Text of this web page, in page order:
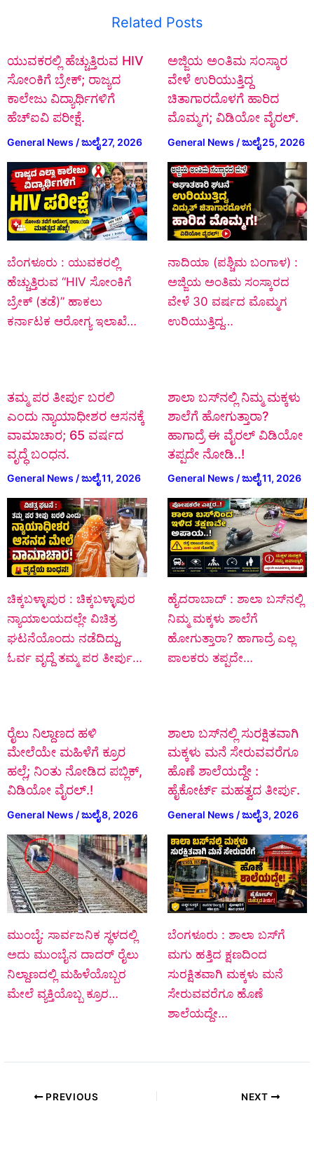
Related Posts
ಯುವಕರಲ್ಲಿ ಹೆಚ್ಚುತ್ತಿರುವ HIV
ಸೋಂಕಿಗೆ ಬ್ರೇಕ್; ರಾಜ್ಯದ
ಕಾಲೇಜು ವಿದ್ಯಾರ್ಥಿಗಳಿಗೆ
ಹೆಚ್‌ಐವಿ ಪರೀಕ್ಷೆ.
General News /ಜುಲೈ 27, 2026
ಬೆಂಗಳೂರು : ಯುವಕರಲ್ಲಿ
ಹೆಚ್ಚುತ್ತಿರುವ “HIV ಸೋಂಕಿಗೆ
ಬ್ರೇಕ್ (ತಡೆ)” ಹಾಕಲು
ಕರ್ನಾಟಕ ಆರೋಗ್ಯ ಇಲಾಖೆ…
ಅಜ್ಜಿಯ ಅಂತಿಮ ಸಂಸ್ಕಾರ
ವೇಳೆ ಉರಿಯುತ್ತಿದ್ದ
ಚಿತಾಗಾರದೊಳಗೆ ಹಾರಿದ
ಮೊಮ್ಮಗ; ವಿಡಿಯೋ ವೈರಲ್.
General News /ಜುಲೈ 25, 2026
ನಾದಿಯಾ (ಪಶ್ಚಿಮ ಬಂಗಾಳ) :
ಅಜ್ಜಿಯ ಅಂತಿಮ ಸಂಸ್ಕಾರದ
ವೇಳೆ 30 ವರ್ಷದ ಮೊಮ್ಮಗ
ಉರಿಯುತ್ತಿದ್ದ…
ತಮ್ಮ ಪರ ತೀರ್ಪು ಬರಲಿ
ಎಂದು ನ್ಯಾಯಾಧೀಶರ ಆಸನಕ್ಕೆ
ವಾಮಾಚಾರ; 65 ವರ್ಷದ
ವೃದ್ಧೆ ಬಂಧನ.
General News /ಜುಲೈ 11, 2026
ಚಿಕ್ಕಬಳ್ಳಾಪುರ : ಚಿಕ್ಕಬಳ್ಳಾಪುರ
ನ್ಯಾಯಾಲಯದಲ್ಲೇ ವಿಚಿತ್ರ
ಘಟನೆಯೊಂದು ನಡೆದಿದ್ದು,
ಓರ್ವ ವೃದ್ದೆ ತಮ್ಮ ಪರ ತೀರ್ಪು…
ಶಾಲಾ ಬಸ್‌ನಲ್ಲಿ ನಿಮ್ಮ ಮಕ್ಕಳು
ಶಾಲೆಗೆ ಹೋಗುತ್ತಾರಾ?
ಹಾಗಾದ್ರೆ ಈ ವೈರಲ್ ವಿಡಿಯೋ
ತಪ್ಪದೇ ನೋಡಿ..!
General News /ಜುಲೈ 11, 2026
ಹೈದರಾಬಾದ್ : ಶಾಲಾ ಬಸ್‌ನಲ್ಲಿ
ನಿಮ್ಮ ಮಕ್ಕಳು ಶಾಲೆಗೆ
ಹೋಗುತ್ತಾರಾ? ಹಾಗಾದ್ರೆ ಎಲ್ಲ
ಪಾಲಕರು ತಪ್ಪದೇ…
ರೈಲು ನಿಲ್ದಾಣದ ಹಳಿ
ಮೇಲೆಯೇ ಮಹಿಳೆಗೆ ಕ್ರೂರ
ಹಲ್ಲೆ; ನಿಂತು ನೋಡಿದ ಪಬ್ಲಿಕ್‌,
ವಿಡಿಯೋ ವೈರಲ್.!
General News /ಜುಲೈ 8, 2026
ಮುಂಬೈ: ಸಾರ್ವಜನಿಕ ಸ್ಥಳದಲ್ಲಿ
ಅದು ಮುಂಬೈನ ದಾದರ್ ರೈಲು
ನಿಲ್ದಾಣದಲ್ಲಿ ಮಹಿಳೆಯೊಬ್ಬರ
ಮೇಲೆ ವ್ಯಕ್ತಿಯೊಬ್ಬ ಕ್ರೂರ…
ಶಾಲಾ ಬಸ್‌ನಲ್ಲಿ ಸುರಕ್ಷಿತವಾಗಿ
ಮಕ್ಕಳು ಮನೆ ಸೇರುವವರೆಗೂ
ಹೊಣೆ ಶಾಲೆಯದ್ದೇ :
ಹೈಕೋರ್ಟ್ ಮಹತ್ವದ ತೀರ್ಪು.
General News /ಜುಲೈ 3, 2026
ಬೆಂಗಳೂರು : ಶಾಲಾ ಬಸ್‌ಗೆ
ಮಗು ಹತ್ತಿದ ಕ್ಷಣದಿಂದ
ಸುರಕ್ಷಿತವಾಗಿ ಮಕ್ಕಳು ಮನೆ
ಸೇರುವವರೆಗೂ ಹೊಣೆ
ಶಾಲೆಯದ್ದೇ…
PREVIOUS NEXT